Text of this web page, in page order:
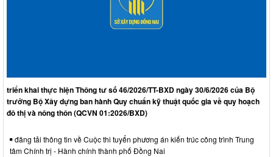
triển khai thực hiện Thông tư số 46/2026/TT-BXD ngày 30/6/2026 của Bộ
trưởng Bộ Xây dựng ban hành Quy chuẩn kỹ thuật quốc gia về quy hoạch
đô thị và nông thôn (QCVN 01:2026/BXD)
đăng tải thông tin về Cuộc thi tuyển phương án kiến trúc công trình Trung
tâm Chính trị - Hành chính thành phố Đồng Nai